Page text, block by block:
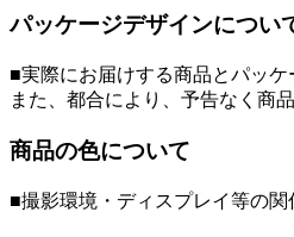
パッケージデザインについ
■実際にお届けする商品とパッ
また、都合により、予告なく商
商品の色について
■撮影環境・ディスプレイ等の関